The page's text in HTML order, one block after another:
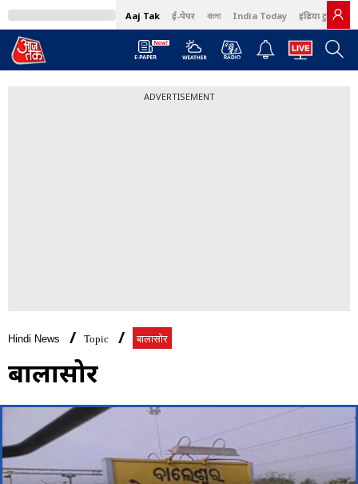
Aaj Tak ई-पेपर বাংলা India Today इंडिया टुडे हिंदी
ADVERTISEMENT
Hindi News Topic बालासोर
बालासोर